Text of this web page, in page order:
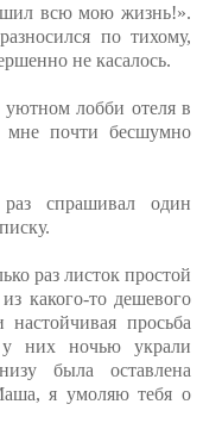
всю мою жизнь!».
по тихому,
не касалось.
уютном лобби отеля в
мне почти бесшумно
спрашивал один
раз листок простой
какого-то дешевого
просьба
у них ночью украли
была оставлена
я умоляю тебя о